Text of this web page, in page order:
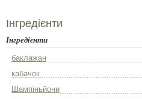
Інгредієнти
Інгредієнти
баклажан
кабачок
Шампіньйони